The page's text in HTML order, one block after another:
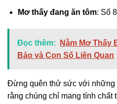
Mơ thấy đang ăn tôm: Số
Đọc thêm:
Nằm Mơ Thấy
Báo và Con Số Liên Quan
Đừng quên thử sức với những
rằng chúng chỉ mang tính chất